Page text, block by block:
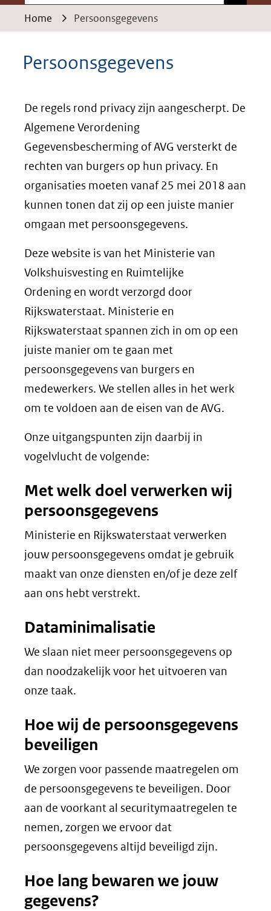
Home Persoonsgegevens
Persoonsgegevens
De regels rond privacy zijn aangescherpt. De
Algemene Verordening
Gegevensbescherming of AVG versterkt de
rechten van burgers op hun privacy. En
organisaties moeten vanaf 25 mei 2018 aan
kunnen tonen dat zij op een juiste manier
omgaan met persoonsgegevens.
Deze website is van het Ministerie van
Volkshuisvesting en Ruimtelijke
Ordening en wordt verzorgd door
Rijkswaterstaat. Ministerie en
Rijkswaterstaat spannen zich in om op een
juiste manier om te gaan met
persoonsgegevens van burgers en
medewerkers. We stellen alles in het werk
om te voldoen aan de eisen van de AVG.
Onze uitgangspunten zijn daarbij in
vogelvlucht de volgende:
Met welk doel verwerken wij
persoonsgegevens
Ministerie en Rijkswaterstaat verwerken
jouw persoonsgegevens omdat je gebruik
maakt van onze diensten en/of je deze zelf
aan ons hebt verstrekt.
Dataminimalisatie
We slaan niet meer persoonsgegevens op
dan noodzakelijk voor het uitvoeren van
onze taak.
Hoe wij de persoonsgegevens
beveiligen
We zorgen voor passende maatregelen om
de persoonsgegevens te beveiligen. Door
aan de voorkant al securitymaatregelen te
nemen, zorgen we ervoor dat
persoonsgegevens altijd beveiligd zijn.
Hoe lang bewaren we jouw
gegevens?